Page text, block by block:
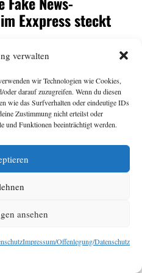
verwalten
wir Technologien wie Cookies,
darauf zuzugreifen. Wenn du diesen
wie das Surfverhalten oder eindeutige IDs
Zustimmung nicht erteilst oder
und Funktionen beeinträchtigt werden.
ansehen
Impressum/Offenlegung/Datenschutz
Exxpress steckt
2026
war eine von vielen
für denORF-
auf der Plattform Bluesky
durch den
denExxpressals„rechte,
. Das sorgte für
. Dabei sollte der
mit Falschnachrichten und